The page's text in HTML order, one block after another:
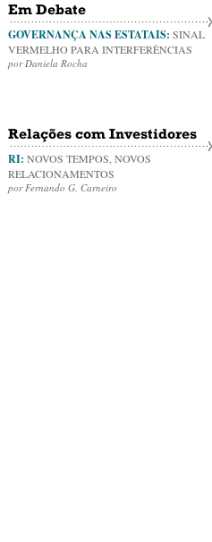
Em Debate
GOVERNANÇA NAS ESTATAIS: SINAL
VERMELHO PARA INTERFERÊNCIAS
por Daniela Rocha
Relações com Investidores
RI: NOVOS TEMPOS, NOVOS
RELACIONAMENTOS
por Fernando G. Carneiro